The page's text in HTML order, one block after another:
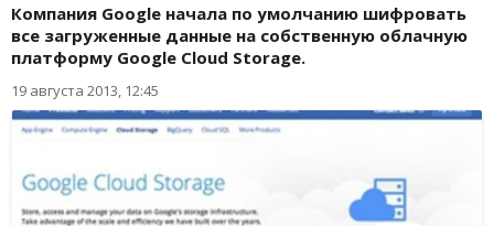
Компания Google начала по умолчанию шифровать
все загруженные данные на собственную облачную
платформу Google Cloud Storage.
19 августа 2013, 12:45